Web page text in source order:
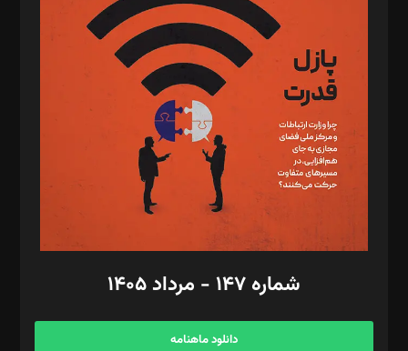
د‌بیر تحریریه آنلاین: بابک نقاش
تحریریه‌: مجتبی محمود‌ی، آرش برهمند، یسنا امان‌پور، سروش کرمیان،
مصطفی مسجدی آرانی، ابوالفضل رجبی، زهرا فکرانه، فائزه فتحی
رستمی،مصطفی باستان
ویرایش: نگار استاد‌‌آقا
طراح یونیفرم: مجید توکلی
فیلمبرداری و عکاسی: امیر شفیعی، مانی لطفی زاده
گرافیک و صفحه‌آرایی: سید‌سبحان‌علی ثابت
مد‌یر توسعه تجاری: کامبیز برید‌
امور مالی: شاپور رهبری، محمد‌ کاظمی‌نیا
آگهی و مشترکین: ۰۹۱۹۹۹۹۰۴۵۴
شماره ۱۴۷ - مرداد ۱۴۰۵
دانلود ماهنامه